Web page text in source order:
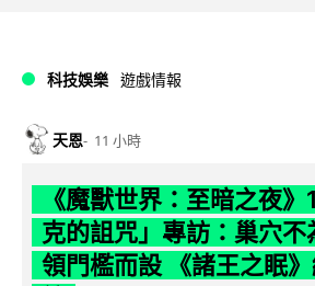
科技娛樂 遊戲情報
天恩 11 小時
《魔獸世界：至暗之夜
克的詛咒」專訪：巢穴不
領門檻而設 《諸王之眠